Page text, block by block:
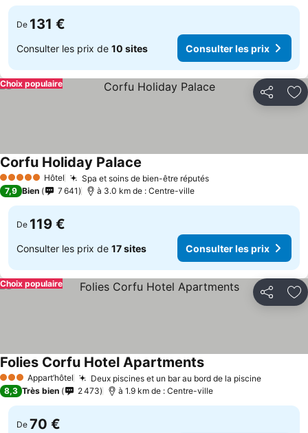
De 131 €
Consulter les prix de 10 sites Consulter les prix
Partager
Choix populaire
5 Étoiles Hôtel Spa et soins de bien-être réputésConsulter les prix
Corfu Holiday Palace
7,9 Bien 7 641 à 3.0 km de : Centre-ville
De 119 €
Consulter les prix de 17 sites Consulter les prix
Partager
Choix populaire
3 ÉtoilesAppart’hôtel Deux piscines et un bar au bord de la piscine
Folies Corfu Hotel ApartmentsConsulter les prix
8,3 Très bien 2 473 à 1.9 km de : Centre-ville
De 70 €